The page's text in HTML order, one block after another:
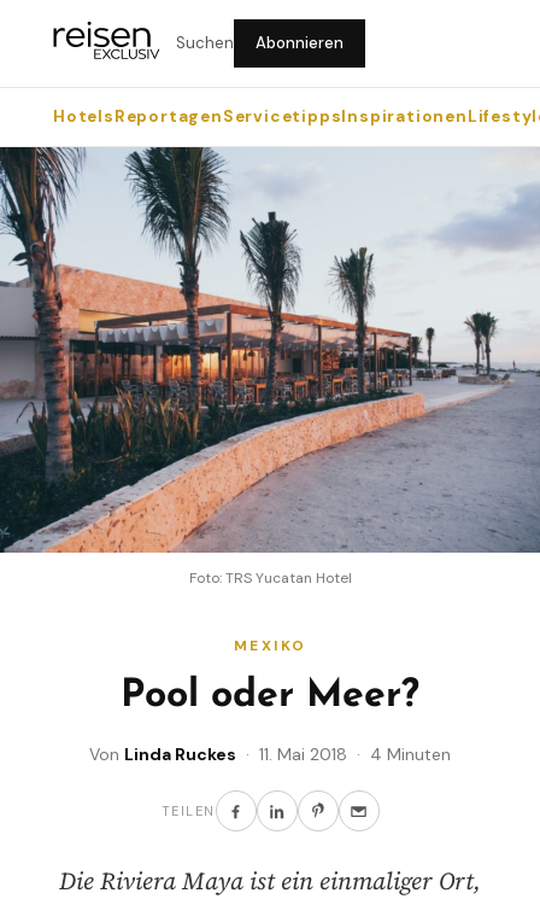
Suchen Abonnieren
HotelsReportagenServicetippsInspirationen
Foto: TRS Yucatan Hotel
MEXIKO
Pool oder Meer?
Von Linda Ruckes · 11. Mai 2018 · 4 Minuten
TEILEN
Die Riviera Maya ist ein einmaliger Ort,